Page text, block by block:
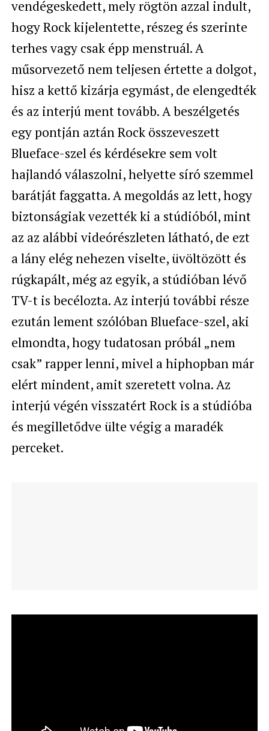
vendégeskedett, mely rögtön azzal indult,
hogy Rock kijelentette, részeg és szerinte
terhes vagy csak épp menstruál. A
műsorvezető nem teljesen értette a dolgot,
hisz a kettő kizárja egymást, de elengedték
és az interjú ment tovább. A beszélgetés
egy pontján aztán Rock összeveszett
Blueface-szel és kérdésekre sem volt
hajlandó válaszolni, helyette síró szemmel
barátját faggatta. A megoldás az lett, hogy
biztonságiak vezették ki a stúdióból, mint
az az alábbi videórészleten látható, de ezt
a lány elég nehezen viselte, üvöltözött és
rúgkapált, még az egyik, a stúdióban lévő
TV-t is becélozta. Az interjú további része
ezután lement szólóban Blueface-szel, aki
elmondta, hogy tudatosan próbál „nem
csak” rapper lenni, mivel a hiphopban már
elért mindent, amit szeretett volna. Az
interjú végén visszatért Rock is a stúdióba
és megilletődve ülte végig a maradék
perceket.